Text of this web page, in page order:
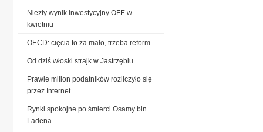
Niezły wynik inwestycyjny OFE w
kwietniu
OECD: cięcia to za mało, trzeba reform
Od dziś włoski strajk w Jastrzębiu
Prawie milion podatników rozliczyło się
przez Internet
Rynki spokojne po śmierci Osamy bin
Ladena